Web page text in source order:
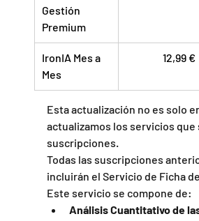
Gestión
Premium
IronIA Mes a
Mes
12,99 €
Esta actualización no es solo
actualizamos los servicios que
suscripciones.
Todas las suscripciones
incluirán el Servicio de Ficha
Este servicio se compone de:
Análisis Cuantitativo de